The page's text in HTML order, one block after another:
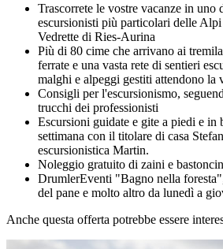
Trascorrete le vostre vacanze in uno
escursionisti più particolari delle
Vedrette di Ries-Aurina
Più di 80 cime che arrivano ai
ferrate e una vasta rete di sentieri
malghi e alpeggi gestiti attendono la
Consigli per l'escursionismo,
trucchi dei professionisti
Escursioni guidate e gite a piedi e in
settimana con il titolare di casa
escursionistica Martin.
Noleggio gratuito di zaini e
DrumlerEventi "Bagno nella
del pane e molto altro da lunedì a
Anche questa offerta potrebbe essere